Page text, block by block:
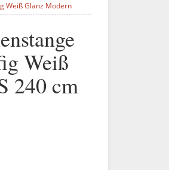
Weiß Glanz Modern
Weiß
240 cm